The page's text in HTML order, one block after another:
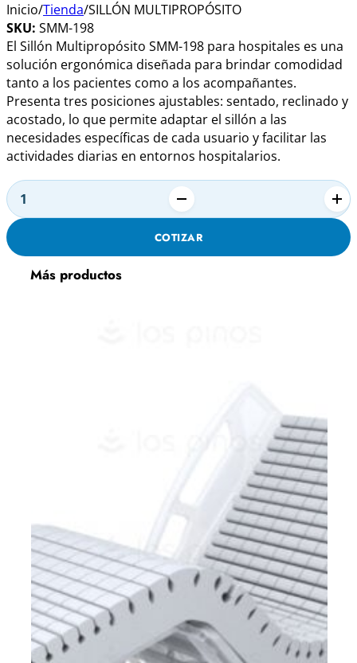
Inicio/Tienda/SILLÓN MULTIPROPÓSITO
SKU: SMM-198
El Sillón Multipropósito SMM-198 para hospitales es una
solución ergonómica diseñada para brindar comodidad
tanto a los pacientes como a los acompañantes.
Presenta tres posiciones ajustables: sentado, reclinado y
acostado, lo que permite adaptar el sillón a las
necesidades específicas de cada usuario y facilitar las
actividades diarias en entornos hospitalarios.
SILLÓN
MULTIPROPÓSITO
cantidad
COTIZAR
Alternative:
Más productos